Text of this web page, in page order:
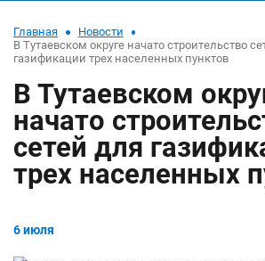
Главная
Новости
В Тутаевском округе начато строительство
газификации трех населенных пунктов
В Тутаевском
начато
сетей для
трех населенных
6 июля